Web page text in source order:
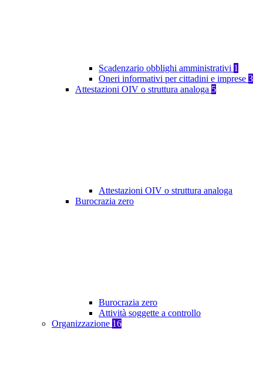
Scadenzario obblighi amministrativi 1
Oneri informativi per cittadini e imprese 3
Attestazioni OIV o struttura analoga 5
Attestazioni OIV o struttura analoga
Burocrazia zero
Burocrazia zero
Attività soggette a controllo
Organizzazione 16